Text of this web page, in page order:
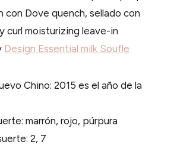
con Dove quench, sellado con
curl moisturizing leave-in
Design Essential milk Soufle
Chino: 2015 es el año de la
marrón, rojo, púrpura
2, 7